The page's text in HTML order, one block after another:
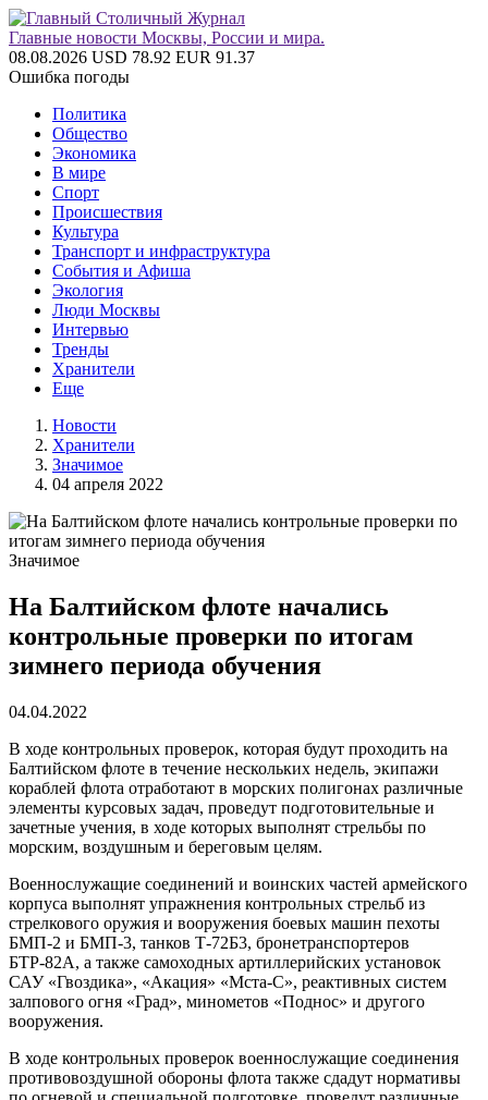
Главные новости Москвы, России и мира.
08.08.2026 USD 78.92 EUR 91.37
Ошибка погоды
Политика
Общество
Экономика
В мире
Спорт
Происшествия
Культура
Транспорт и инфраструктура
События и Афиша
Экология
Люди Москвы
Интервью
Тренды
Хранители
Еще
Новости
Хранители
Значимое
04 апреля 2022
Значимое
На Балтийском флоте начались
контрольные проверки по итогам
зимнего периода обучения
04.04.2022
В ходе контрольных проверок, которая будут проходить на
Балтийском флоте в течение нескольких недель, экипажи
кораблей флота отработают в морских полигонах различные
элементы курсовых задач, проведут подготовительные и
зачетные учения, в ходе которых выполнят стрельбы по
морским, воздушным и береговым целям.
Военнослужащие соединений и воинских частей армейского
корпуса выполнят упражнения контрольных стрельб из
стрелкового оружия и вооружения боевых машин пехоты
БМП-2 и БМП-3, танков Т-72Б3, бронетранспортеров
БТР-82А, а также самоходных артиллерийских установок
САУ «Гвоздика», «Акация» «Мста-С», реактивных систем
залпового огня «Град», минометов «Поднос» и другого
вооружения.
В ходе контрольных проверок военнослужащие соединения
противовоздушной обороны флота также сдадут нормативы